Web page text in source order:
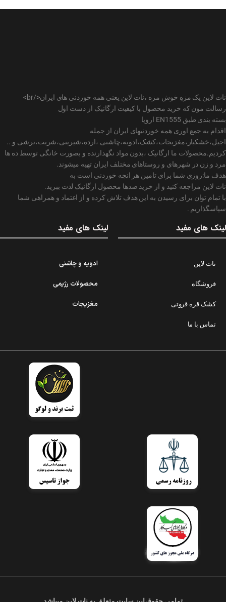
نات لاین یک مزهِ خوش مزه ،نات لاین یعنی همه خوردنی های ایران</br>
رسالت مون که خرید محصول با کیفیت ارگانیک از دست اول
بسته بندی طبق EN1555 اروپا
اقدام به جمع اوری همه خوردنیهای ایران از جمله
اجیل،خشکبار،مغزیجات،کشک،ادویه،چاشنی ،ارده،شیرینی،شربت،ترشی و ..
کردیم.محصولات ما ارگانیک ،بدون مواد نگهدارنده و بصورت خانگی توسط ده ها
مرد و زن در شهرهای و روستاهای مختلف ایران تهیه میشوند.
هدف ما:روزی شما برای تامین هر انچه خوردنی است به
نات لاین مراجعه کنید و از خرید صدها محصول ارگانیک لذت ببرید.
با تمام توان برای رسیدن به این هدف تلاش کرده و از اعتماد و همراهی شما
سپاسگذاریم .
لینک های مفید
نات لاین
فروشگاه
کشک قره قروتی
تماس با ما
لینک های مفید
ادویه و چاشنی
محصولات رژیمی
مغزیجات